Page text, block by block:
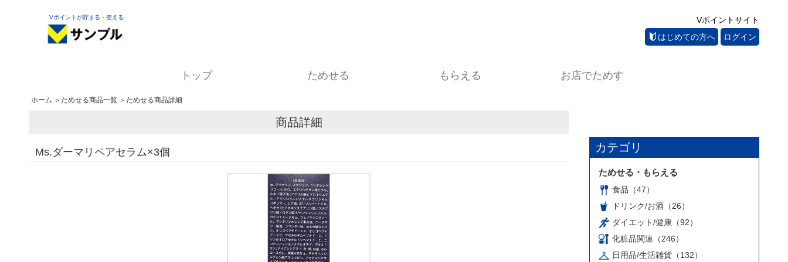
Vポイントが貯まる・使える
Vポイントサイト
はじめての方へ
ログイン
トップ ためせる もらえる お店でためす
ホーム ＞ためせる商品一覧 ＞ためせる商品詳細
商品詳細
Ms.ダーマリペアセラム×3個 カテゴリ
ためせる・もらえる
食品（47）
ドリンク/お酒（26）
ダイエット/健康（92）
化粧品関連（246）
日用品/生活雑貨（132）